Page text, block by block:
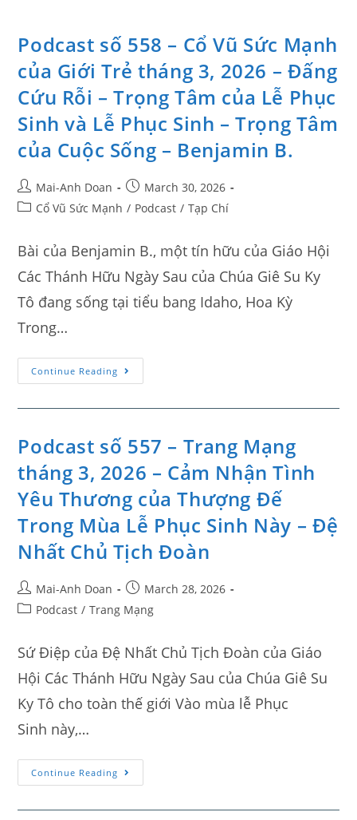
Podcast số 558 – Cổ Vũ Sức Mạnh
của Giới Trẻ tháng 3, 2026 – Đấng
Cứu Rỗi – Trọng Tâm của Lễ Phục
Sinh và Lễ Phục Sinh – Trọng Tâm
của Cuộc Sống – Benjamin B.
Mai-Anh Doan
March 30, 2026
Cổ Vũ Sức Mạnh / Podcast / Tạp Chí
Bài của Benjamin B., một tín hữu của Giáo Hội
Các Thánh Hữu Ngày Sau của Chúa Giê Su Ky
Tô đang sống tại tiểu bang Idaho, Hoa Kỳ
Trong…
Continue Reading
Podcast số 557 – Trang Mạng
tháng 3, 2026 – Cảm Nhận Tình
Yêu Thương của Thượng Đế
Trong Mùa Lễ Phục Sinh Này – Đệ
Nhất Chủ Tịch Đoàn
Mai-Anh Doan
March 28, 2026
Podcast / Trang Mạng
Sứ Điệp của Đệ Nhất Chủ Tịch Đoàn của Giáo
Hội Các Thánh Hữu Ngày Sau của Chúa Giê Su
Ky Tô cho toàn thế giới Vào mùa lễ Phục
Sinh này,…
Continue Reading